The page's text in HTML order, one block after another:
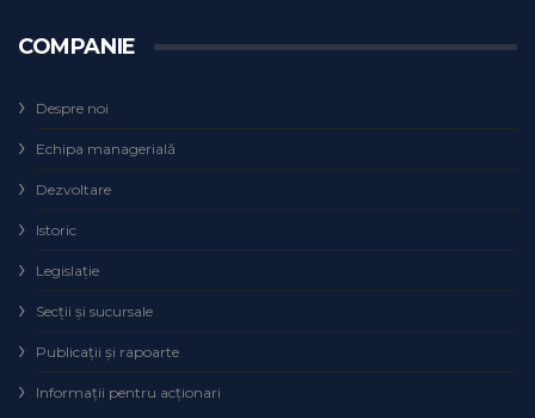
COMPANIE
Despre noi
Echipa managerială
Dezvoltare
Istoric
Legislaţie
Secţii şi sucursale
Publicații și rapoarte
Informații pentru acționari